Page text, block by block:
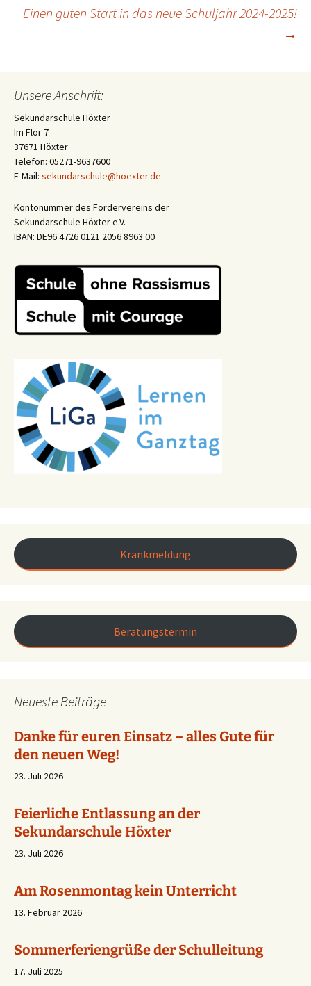
Navigation
Einen guten Start in das neue Schuljahr 2024-2025!
→
Unsere Anschrift:
Sekundarschule Höxter
Im Flor 7
37671 Höxter
Telefon: 05271-9637600
E-Mail: sekundarschule@hoexter.de
Kontonummer des Fördervereins der
Sekundarschule Höxter e.V.
IBAN: DE96 4726 0121 2056 8963 00
Krankmeldung
Beratungstermin
Neueste Beiträge
Danke für euren Einsatz – alles Gute für
den neuen Weg!
23. Juli 2026
Feierliche Entlassung an der
Sekundarschule Höxter
23. Juli 2026
Am Rosenmontag kein Unterricht
13. Februar 2026
Sommerferiengrüße der Schulleitung
17. Juli 2025